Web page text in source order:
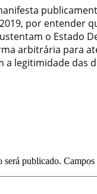
por entender
o Estado
arbitrária para
a legitimidade das
será publicado. Campos